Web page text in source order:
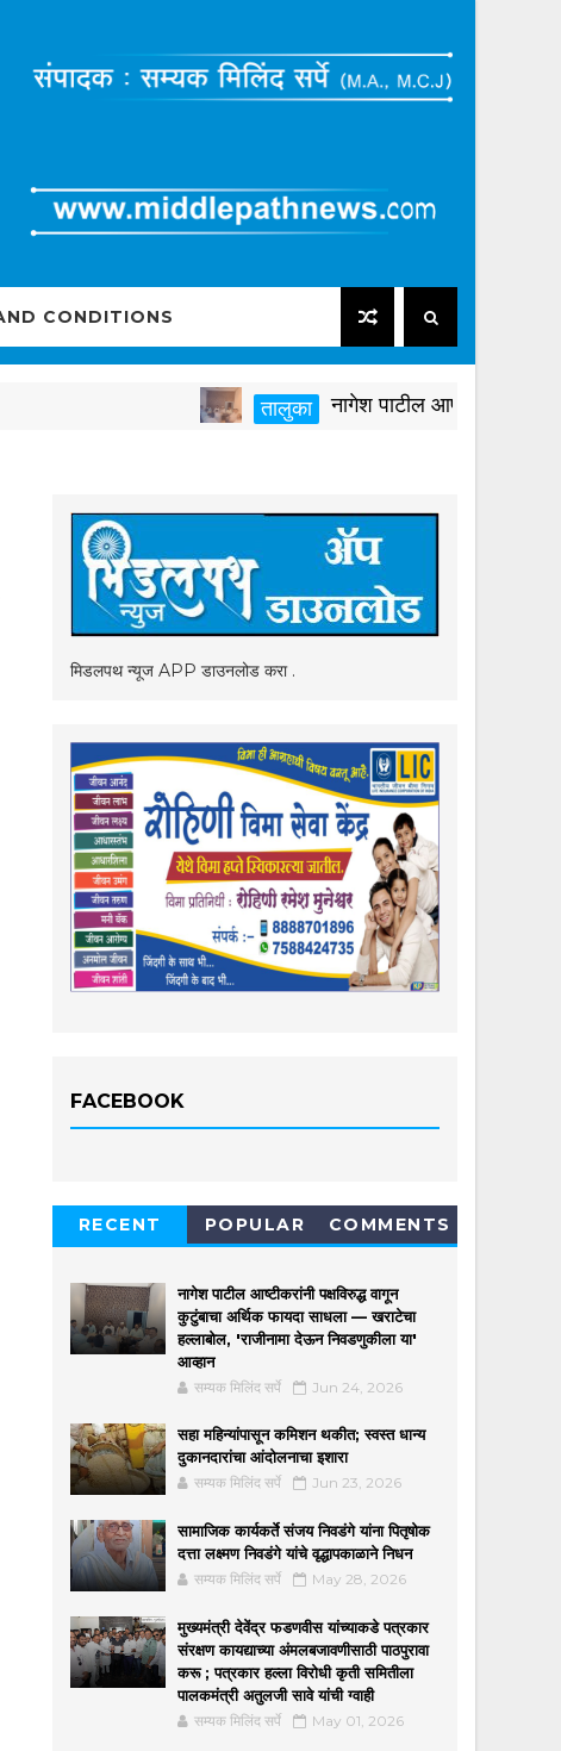
CONDITIONS
तालुका नागेश पाटील आष्टीकरांनी पक्षविरुद्ध
मिडलपथ न्यूज APP डाउनलोड करा .
FACEBOOK
RECENT POPULAR COMMENTS
नागेश पाटील आष्टीकरांनी पक्षविरुद्ध वागून
कुटुंबाचा अर्थिक फायदा साधला — खराटेचा
हल्लाबोल, 'राजीनामा देऊन निवडणुकीला या'
आव्हान
सम्यक मिलिंद सर्पे Jun 24, 2026
सहा महिन्यांपासून कमिशन थकीत; स्वस्त धान्य
दुकानदारांचा आंदोलनाचा इशारा
सम्यक मिलिंद सर्पे Jun 23, 2026
सामाजिक कार्यकर्ते संजय निवडंगे यांना पितृषोक
दत्ता लक्ष्मण निवडंगे यांचे वृद्धापकाळाने निधन
सम्यक मिलिंद सर्पे May 28, 2026
मुख्यमंत्री देवेंद्र फडणवीस यांच्याकडे पत्रकार
संरक्षण कायद्याच्या अंमलबजावणीसाठी पाठपुरावा
करू ; पत्रकार हल्ला विरोधी कृती समितीला
पालकमंत्री अतुलजी सावे यांची ग्वाही
सम्यक मिलिंद सर्पे May 01, 2026